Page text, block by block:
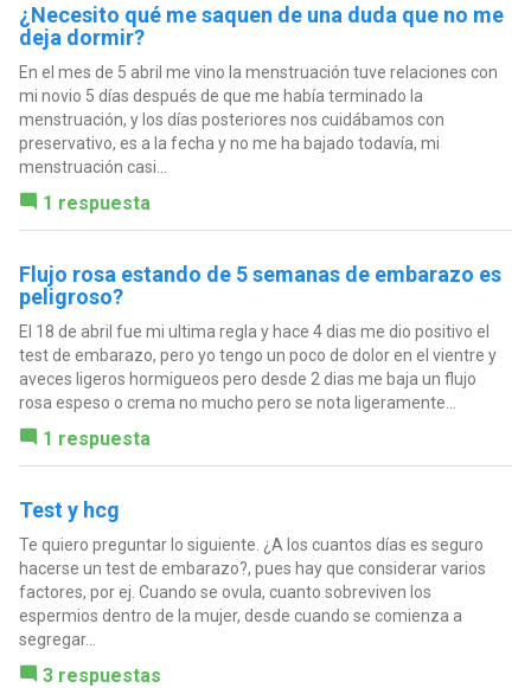
¿Necesito qué me saquen de una duda que no me
deja dormir?
En el mes de 5 abril me vino la menstruación tuve relaciones con
mi novio 5 días después de que me había terminado la
menstruación, y los días posteriores nos cuidábamos con
preservativo, es a la fecha y no me ha bajado todavía, mi
menstruación casi...
1 respuesta
Flujo rosa estando de 5 semanas de embarazo es
peligroso?
El 18 de abril fue mi ultima regla y hace 4 dias me dio positivo el
test de embarazo, pero yo tengo un poco de dolor en el vientre y
aveces ligeros hormigueos pero desde 2 dias me baja un flujo
rosa espeso o crema no mucho pero se nota ligeramente...
1 respuesta
Test y hcg
Te quiero preguntar lo siguiente. ¿A los cuantos días es seguro
hacerse un test de embarazo?, pues hay que considerar varios
factores, por ej. Cuando se ovula, cuanto sobreviven los
espermios dentro de la mujer, desde cuando se comienza a
segregar...
3 respuestas